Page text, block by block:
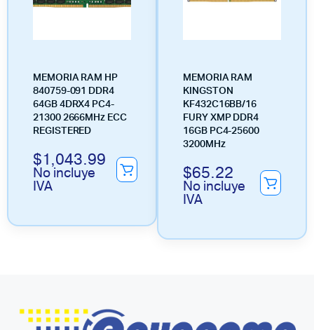
MEMORIA RAM HP
840759-091 DDR4
64GB 4DRX4 PC4-
21300 2666MHz ECC
REGISTERED
$1,043.99
No incluye
IVA
MEMORIA RAM
KINGSTON
KF432C16BB/16
FURY XMP DDR4
16GB PC4-25600
3200MHz
$65.22
No incluye
IVA